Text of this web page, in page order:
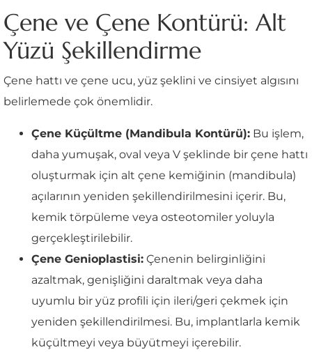
Çene ve Çene Kontürü: Alt
Yüzü Şekillendirme
Çene hattı ve çene ucu, yüz şeklini ve cinsiyet algısını
belirlemede çok önemlidir.
Çene Küçültme (Mandibula Kontürü): Bu işlem,
daha yumuşak, oval veya V şeklinde bir çene hattı
oluşturmak için alt çene kemiğinin (mandibula)
açılarının yeniden şekillendirilmesini içerir. Bu,
kemik törpüleme veya osteotomiler yoluyla
gerçekleştirilebilir.
Çene Genioplastisi: Çenenin belirginliğini
azaltmak, genişliğini daraltmak veya daha
uyumlu bir yüz profili için ileri/geri çekmek için
yeniden şekillendirilmesi. Bu, implantlarla kemik
küçültmeyi veya büyütmeyi içerebilir.